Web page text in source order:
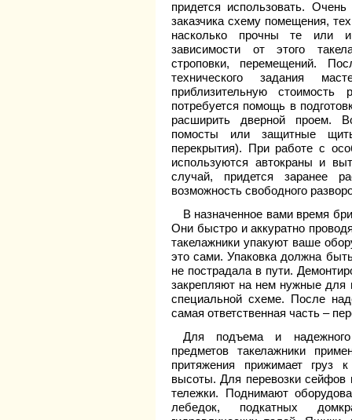
придется использовать.
заказчика схему помещения,
насколько прочны те или
зависимости от этого
строповки, перемещений.
технического задания
приблизительную
потребуется помощь в
расширить дверной проем.
помосты или защитные
перекрытия). При работе с
используются автокраны и
случай, придется заранее
возможность свободного
В назначенное вами время
Они быстро и аккуратно
такелажники упакуют ваше
это сами. Упаковка должна
не пострадала в пути.
закрепляют на нем нужные для
специальной схеме. После
самая ответственная часть –
Для подъема и надежного
предметов такелажники
притяжения прижимает груз
высоты. Для перевозки сейфов
тележки. Поднимают
лебедок, подкатных